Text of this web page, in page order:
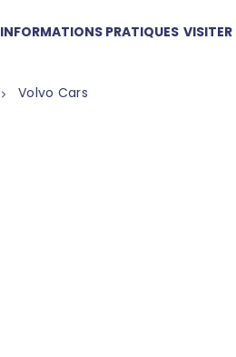
INFORMATIONS PRATIQUES VISITER
Volvo Cars